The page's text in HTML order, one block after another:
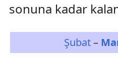
a
sonuna kadar
Şubat–